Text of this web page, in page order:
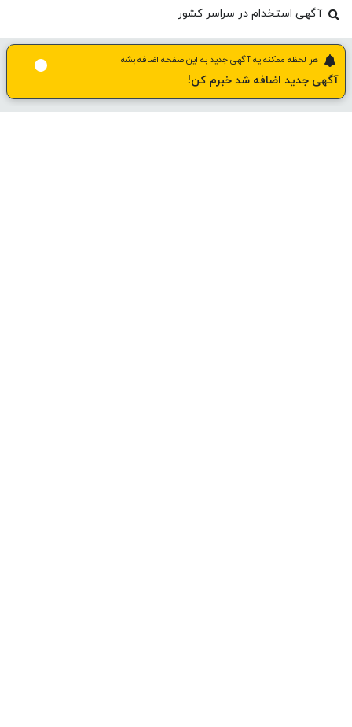
آگهی استخدام در سراسر کشور
هر لحظه ممکنه یه آگهی جدید به این صفحه اضافه بشه
آگهی جدید اضافه شد خبرم کن!